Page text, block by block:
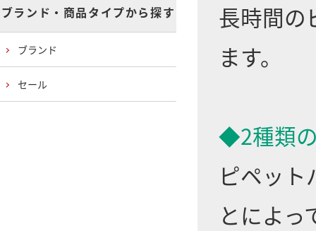
長時間の
ます。
◆2種類
ピペッ
とによ
ブランド・商品タイプから探す
ブランド
セール